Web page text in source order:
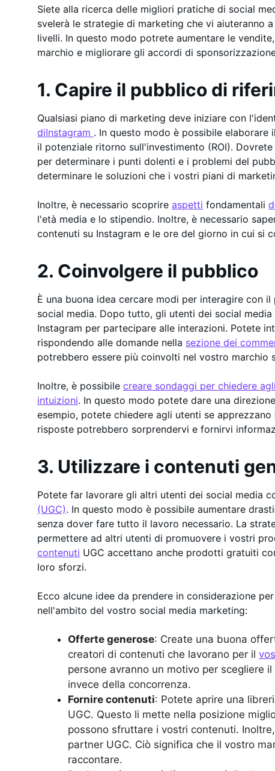
Siete alla ricerca delle migliori pratiche di social
svelerà le strategie di marketing che vi aiuteranno
livelli. In questo modo potrete aumentare le
marchio e migliorare gli accordi di
1. Capire il pubblico di
Qualsiasi piano di marketing deve iniziare con
diInstagram . In questo modo è possibile
il potenziale ritorno sull'investimento (ROI).
per determinare i punti dolenti e i problemi del
determinare le soluzioni che i vostri piani di
Inoltre, è necessario scoprire aspetti fondamentali
l'età media e lo stipendio. Inoltre, è necessario
contenuti su Instagram e le ore del giorno in cui si
2. Coinvolgere il pubblico
È una buona idea cercare modi per interagire con
social media. Dopo tutto, gli utenti dei social
Instagram per partecipare alle interazioni. Potete
rispondendo alle domande nella sezione dei
potrebbero essere più coinvolti nel vostro marchio
Inoltre, è possibile creare sondaggi per chiedere
intuizioni. In questo modo potete dare una
esempio, potete chiedere agli utenti se
risposte potrebbero sorprendervi e fornirvi
3. Utilizzare i contenuti
Potete far lavorare gli altri utenti dei social media
(UGC). In questo modo è possibile aumentare
senza dover fare tutto il lavoro necessario. La
permettere ad altri utenti di promuovere i vostri
contenuti UGC accettano anche prodotti gratuiti
loro sforzi.
Ecco alcune idee da prendere in considerazione
nell'ambito del vostro social media marketing:
Offerte generose: Create una buona
creatori di contenuti che lavorano per il
persone avranno un motivo per scegliere
invece della concorrenza.
Fornire contenuti: Potete aprire una
UGC. Questo li mette nella posizione
possono sfruttare i vostri contenuti.
partner UGC. Ciò significa che il vostro
raccontare.